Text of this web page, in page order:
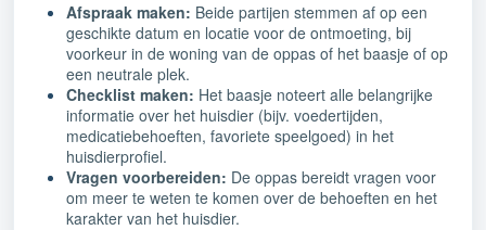
Afspraak maken: Beide partijen stemmen af op een
geschikte datum en locatie voor de ontmoeting, bij
voorkeur in de woning van de oppas of het baasje of op
een neutrale plek.
Checklist maken: Het baasje noteert alle belangrijke
informatie over het huisdier (bijv. voedertijden,
medicatiebehoeften, favoriete speelgoed) in het
huisdierprofiel.
Vragen voorbereiden: De oppas bereidt vragen voor
om meer te weten te komen over de behoeften en het
karakter van het huisdier.